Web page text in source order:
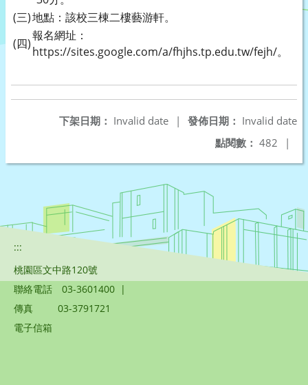
(三)地點：該校三棟二樓藝游軒。
(四)
報名網址：
https://sites.google.com/a/fhjhs.tp.edu.tw/fejh/。
發佈日期： Invalid date
下架日期： Invalid date
|
點閱數： 482 |
:::
桃園區文中路120號
聯絡電話
03-3601400 |
傳真
03-3791721
電子信箱